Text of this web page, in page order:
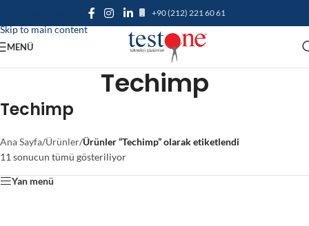
Skip to main content
+90 (212) 221 60 61
MENÜ
Techimp
Techimp
Ana Sayfa/Ürünler/Ürünler “Techimp” olarak etiketlendi
11 sonucun tümü gösteriliyor
Yan menü